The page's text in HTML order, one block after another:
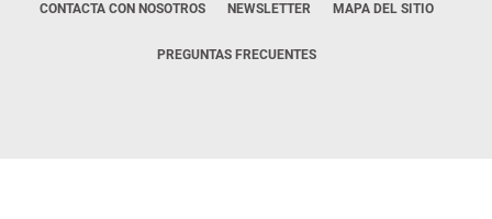
CONTACTA CON NOSOTROS NEWSLETTER MAPA DEL SITIO
PREGUNTAS FRECUENTES